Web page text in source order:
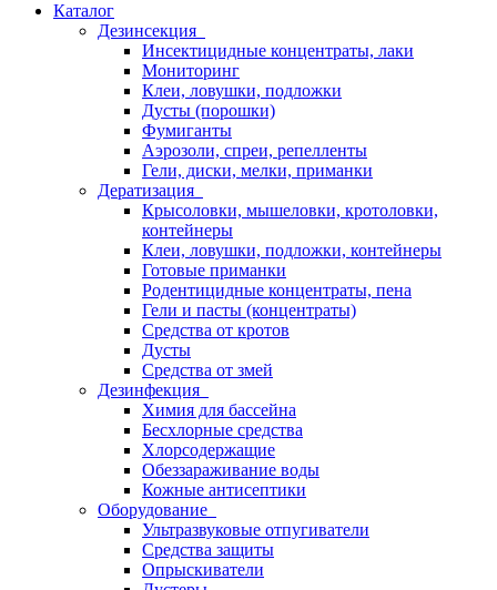
Каталог
Дезинсекция
Инсектицидные концентраты, лаки
Мониторинг
Клеи, ловушки, подложки
Дусты (порошки)
Фумиганты
Аэрозоли, спреи, репелленты
Гели, диски, мелки, приманки
Дератизация
Крысоловки, мышеловки, кротоловки,
контейнеры
Клеи, ловушки, подложки, контейнеры
Готовые приманки
Родентицидные концентраты, пена
Гели и пасты (концентраты)
Средства от кротов
Дусты
Средства от змей
Дезинфекция
Химия для бассейна
Бесхлорные средства
Хлорсодержащие
Обеззараживание воды
Кожные антисептики
Оборудование
Ультразвуковые отпугиватели
Средства защиты
Опрыскиватели